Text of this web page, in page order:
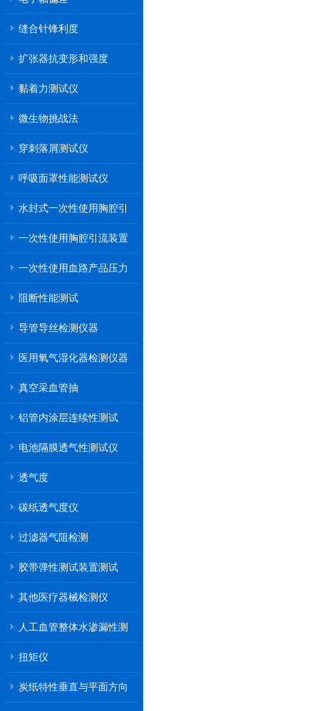
缝合针锋利度
扩张器抗变形和强度
黏着力测试仪
微生物挑战法
穿刺落屑测试仪
呼吸面罩性能测试仪
水封式一次性使用胸腔引
一次性使用胸腔引流装置
一次性使用血路产品压力
阻断性能测试
导管导丝检测仪器
医用氧气湿化器检测仪器
真空采血管抽
铝管内涂层连续性测试
电池隔膜透气性测试仪
透气度
碳纸透气度仪
过滤器气阻检测
胶带弹性测试装置测试
其他医疗器械检测仪
人工血管整体水渗漏性测
扭矩仪
炭纸特性垂直与平面方向